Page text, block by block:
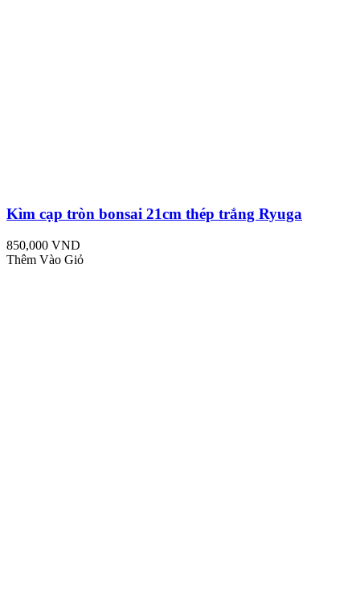
Kìm cạp tròn bonsai 21cm thép trắng Ryuga
850,000 VND
Thêm Vào Giỏ